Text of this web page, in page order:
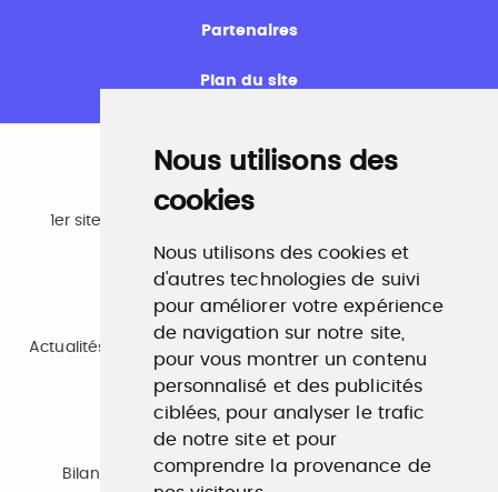
Nous utilisons des
cookies
Nous utilisons des cookies et
d'autres technologies de suivi
pour améliorer votre expérience
de navigation sur notre site,
pour vous montrer un contenu
personnalisé et des publicités
ciblées, pour analyser le trafic
de notre site et pour
comprendre la provenance de
Partenaires
Plan du site
Emploi
1er site emploi du secteur culturel 784.000 visites et
www.profilculture.com
Formation
Actualités, guide et annuaire des formations aux métiers
de la culture.
www.profilculture-formation.com
Accompagnement professionnel
Bilan de compétences, coaching, techniques de